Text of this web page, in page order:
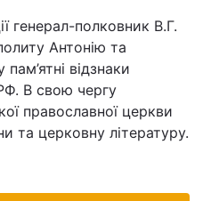
генерал-полковник В.Г.
Антонію та
відзнаки
В свою чергу
православної церкви
та церковну літературу.